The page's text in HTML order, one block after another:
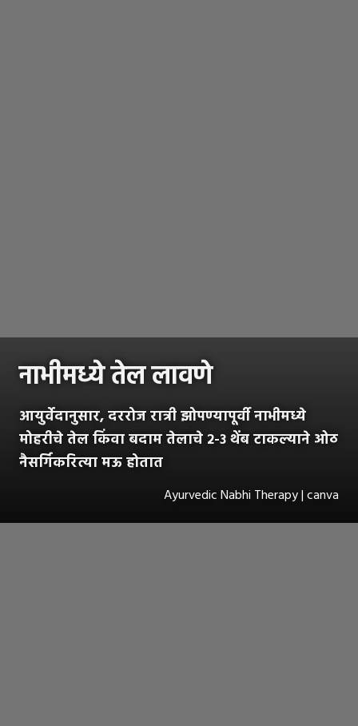
नाभीमध्ये तेल लावणे
आयुर्वेदानुसार, दररोज रात्री झोपण्यापूर्वी नाभीमध्ये
मोहरीचे तेल किंवा बदाम तेलाचे २-३ थेंब टाकल्याने ओठ
नैसर्गिकरित्या मऊ होतात
Ayurvedic Nabhi Therapy | canva